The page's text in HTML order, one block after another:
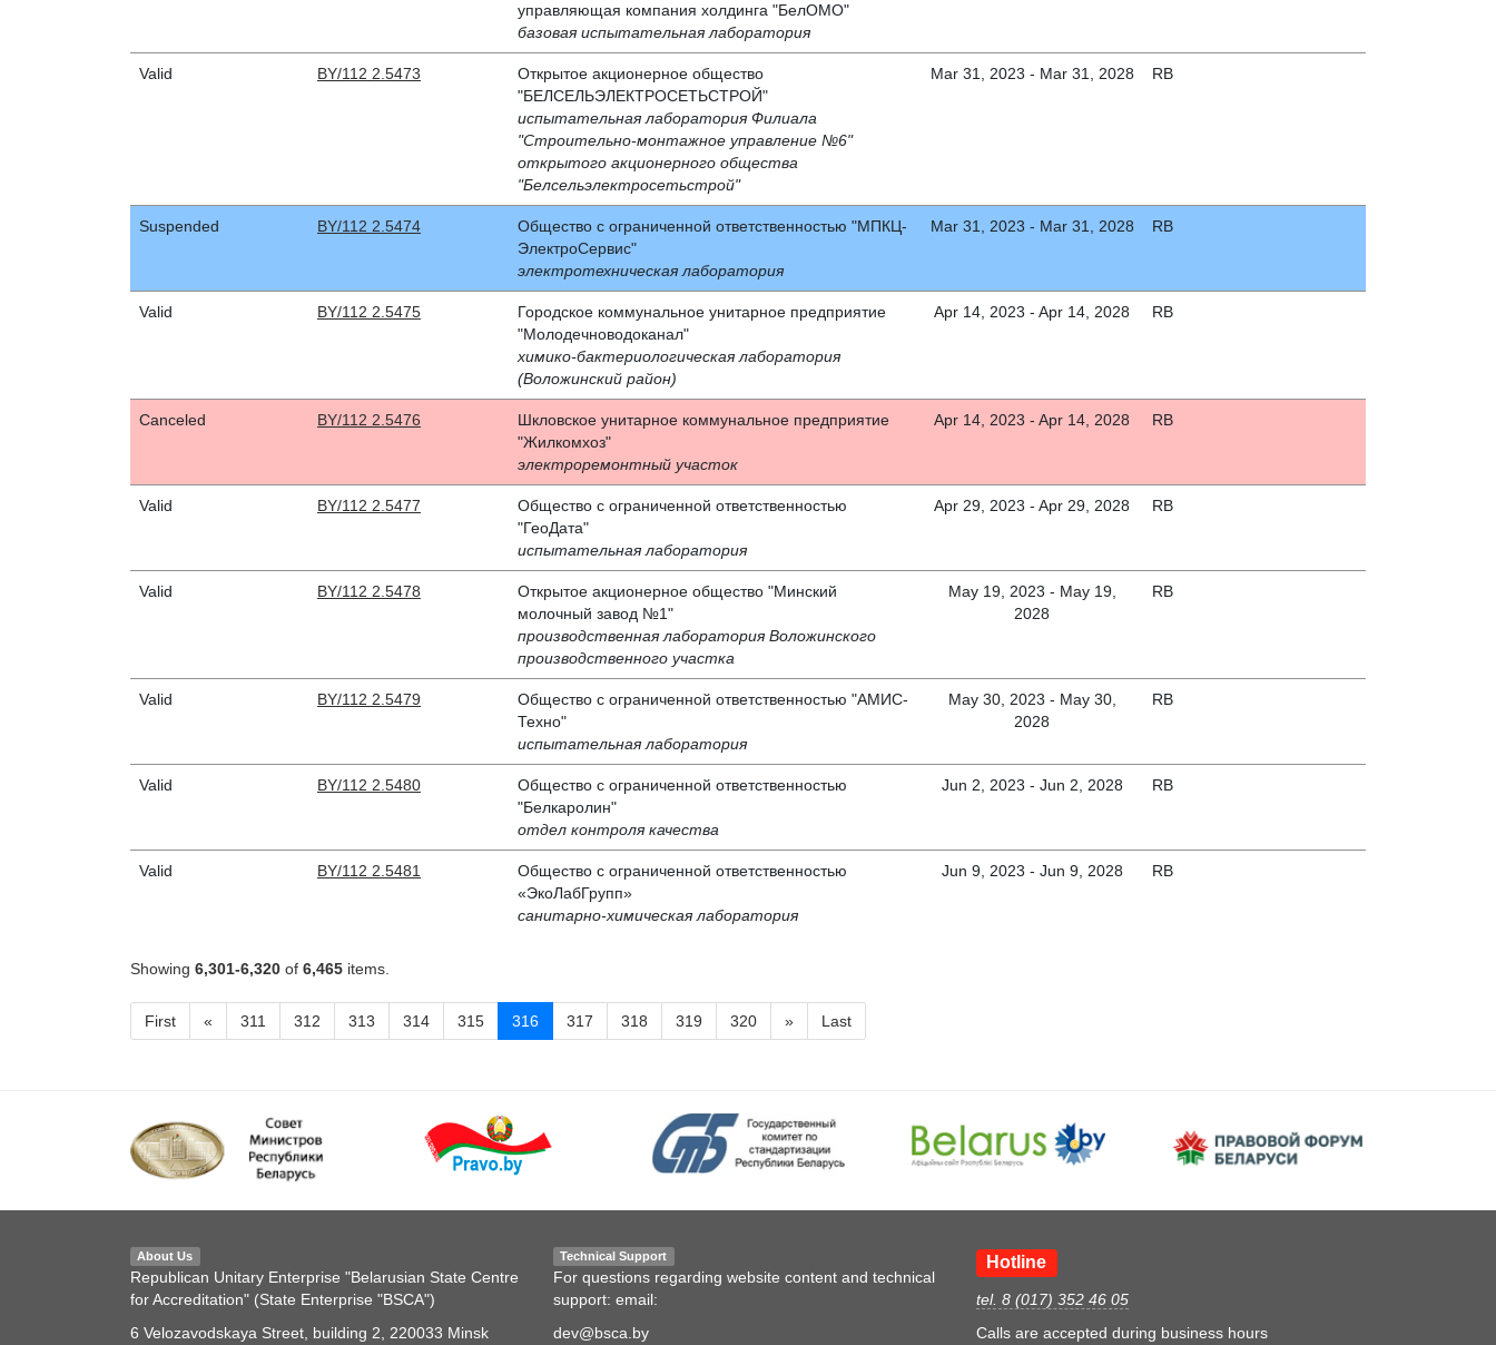
управляющая компания холдинга "БелОМО"
базовая испытательная лаборатория
Valid BY/112 2.5473
Открытое акционерное общество
"БЕЛСЕЛЬЭЛЕКТРОСЕТЬСТРОЙ"
испытательная лаборатория Филиала
"Строительно-монтажное управление №6"
открытого акционерного общества
"Белсельэлектросетьстрой"
Mar 31, 2023 - Mar 31, 2028 RB
Suspended BY/112 2.5474
Общество с ограниченной ответственностью "МПКЦ-
ЭлектроСервис"
электротехническая лаборатория
Mar 31, 2023 - Mar 31, 2028 RB
Valid BY/112 2.5475
Городское коммунальное унитарное предприятие
"Молодечноводоканал"
химико-бактериологическая лаборатория
(Воложинский район)
Apr 14, 2023 - Apr 14, 2028 RB
Canceled BY/112 2.5476
Шкловское унитарное коммунальное предприятие
"Жилкомхоз"
электроремонтный участок
Apr 14, 2023 - Apr 14, 2028 RB
Valid BY/112 2.5477
Общество с ограниченной ответственностью
"ГеоДата"
испытательная лаборатория
Apr 29, 2023 - Apr 29, 2028 RB
Valid BY/112 2.5478
Открытое акционерное общество "Минский
молочный завод №1"
производственная лаборатория Воложинского
производственного участка
May 19, 2023 - May 19,
2028
RB
Valid BY/112 2.5479
Общество с ограниченной ответственностью "АМИС-
Техно"
испытательная лаборатория
May 30, 2023 - May 30,
2028
RB
Valid BY/112 2.5480
Общество с ограниченной ответственностью
"Белкаролин"
отдел контроля качества
Jun 2, 2023 - Jun 2, 2028 RB
Valid BY/112 2.5481
Общество с ограниченной ответственностью
«ЭкоЛабГрупп»
санитарно-химическая лаборатория
Jun 9, 2023 - Jun 9, 2028 RB
Showing 6,301-6,320 of 6,465 items.
First « 311 312 313 314 315 316 317 318 319 320 » Last
About Us
Republican Unitary Enterprise "Belarusian State Centre
for Accreditation" (State Enterprise "BSCA")
6 Velozavodskaya Street, building 2, 220033 Minsk
Technical Support
For questions regarding website content and technical
support: email:
dev@bsca.by
Hotline
tel. 8 (017) 352 46 05
Calls are accepted during business hours